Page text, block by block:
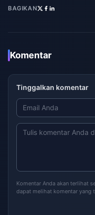
BAGIKAN
Komentar
Tinggalkan komentar
Komentar Anda akan terlihat
dapat melihat komentar yang